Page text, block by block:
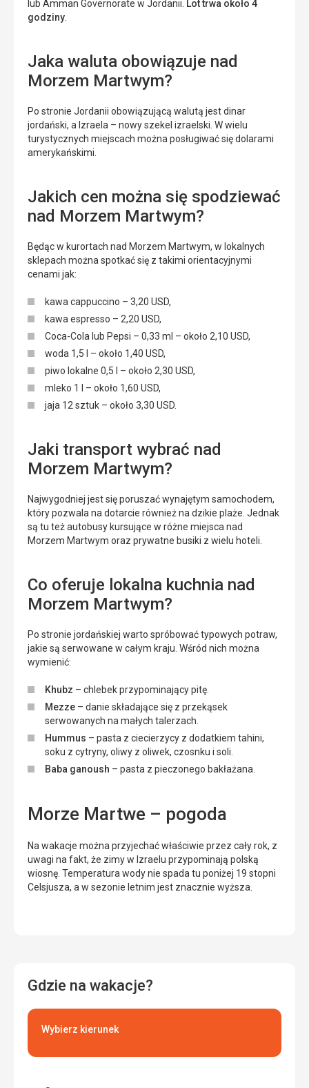
lub Amman Governorate w Jordanii. Lot trwa około 4
godziny
Jaka waluta obowiązuje nad
Morzem Martwym?
Po stronie Jordanii obowiązującą walutą jest dinar
jordański, a Izraela – nowy szekel izraelski. W wielu
turystycznych miejscach można posługiwać się dolarami
amerykańskimi.
Jakich cen można się spodziewać
nad Morzem Martwym?
Będąc w kurortach nad Morzem Martwym, w lokalnych
sklepach można spotkać się z takimi orientacyjnymi
cenami jak:
kawa cappuccino – 3,20 USD,
kawa espresso – 2,20 USD,
Coca-Cola lub Pepsi – 0,33 ml – około 2,10 USD,
woda 1,5 l – około 1,40 USD,
piwo lokalne 0,5 l – około 2,30 USD,
mleko 1 l – około 1,60 USD,
jaja 12 sztuk – około 3,30 USD.
Jaki transport wybrać nad
Morzem Martwym?
Najwygodniej jest się poruszać wynajętym samochodem,
który pozwala na dotarcie również na dzikie plaże. Jednak
są tu też autobusy kursujące w różne miejsca nad
Morzem Martwym oraz prywatne busiki z wielu hoteli.
Co oferuje lokalna kuchnia nad
Morzem Martwym?
Po stronie jordańskiej warto spróbować typowych potraw,
jakie są serwowane w całym kraju. Wśród nich można
wymienić:
Khubz – chlebek przypominający pitę.
Mezze – danie składające się z przekąsek
serwowanych na małych talerzach.
Hummus – pasta z ciecierzycy z dodatkiem tahini,
soku z cytryny, oliwy z oliwek, czosnku i soli.
Baba ganoush – pasta z pieczonego bakłażana.
Morze Martwe – pogoda
Na wakacje można przyjechać właściwie przez cały rok, z
uwagi na fakt, że zimy w Izraelu przypominają polską
wiosnę. Temperatura wody nie spada tu poniżej 19 stopni
Celsjusza, a w sezonie letnim jest znacznie wyższa.
Gdzie na wakacje?
Wybierz kierunek